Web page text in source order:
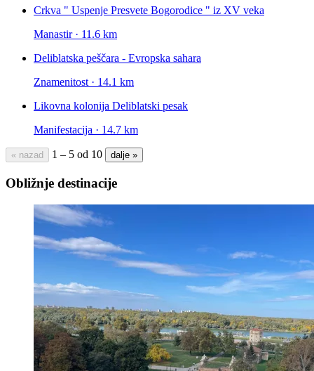
Crkva " Uspenje Presvete Bogorodice " iz XV veka
Manastir · 11.6 km
Deliblatska peščara - Evropska sahara
Znamenitost · 14.1 km
Likovna kolonija Deliblatski pesak
Manifestacija · 14.7 km
« nazad 1 – 5 od 10 dalje »
Obližnje destinacije